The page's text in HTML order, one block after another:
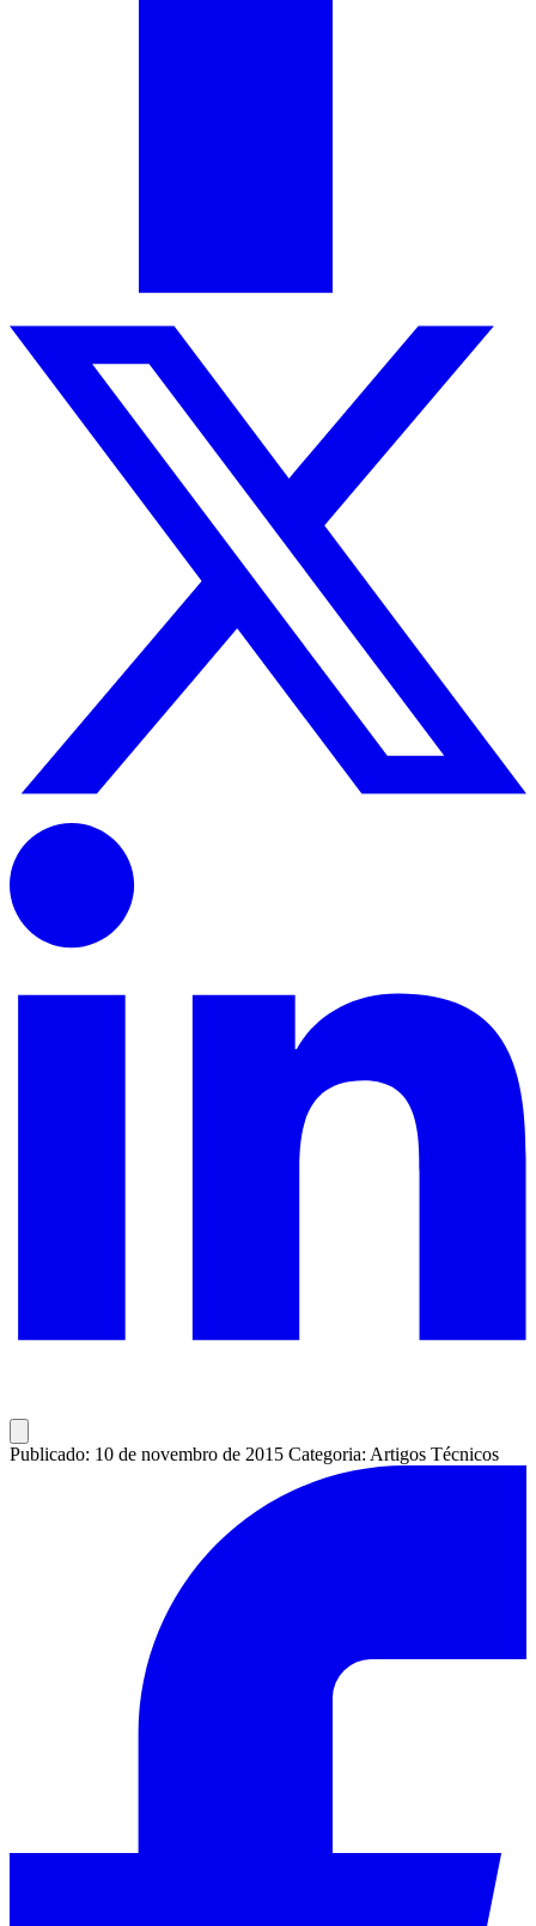
Publicado: 10 de novembro de 2015 Categoria: Artigos Técnicos